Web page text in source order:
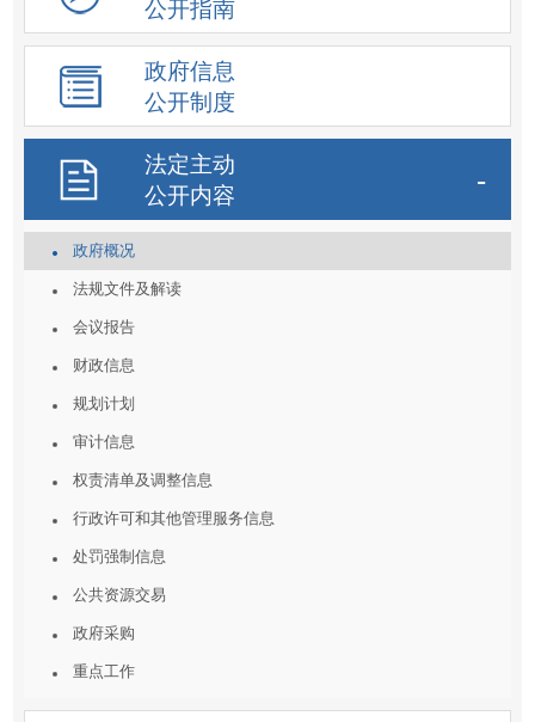
公开指南
政府信息
公开制度
法定主动
公开内容
政府概况
法规文件及解读
会议报告
财政信息
规划计划
审计信息
权责清单及调整信息
行政许可和其他管理服务信息
处罚强制信息
公共资源交易
政府采购
重点工作
统计数据及解读